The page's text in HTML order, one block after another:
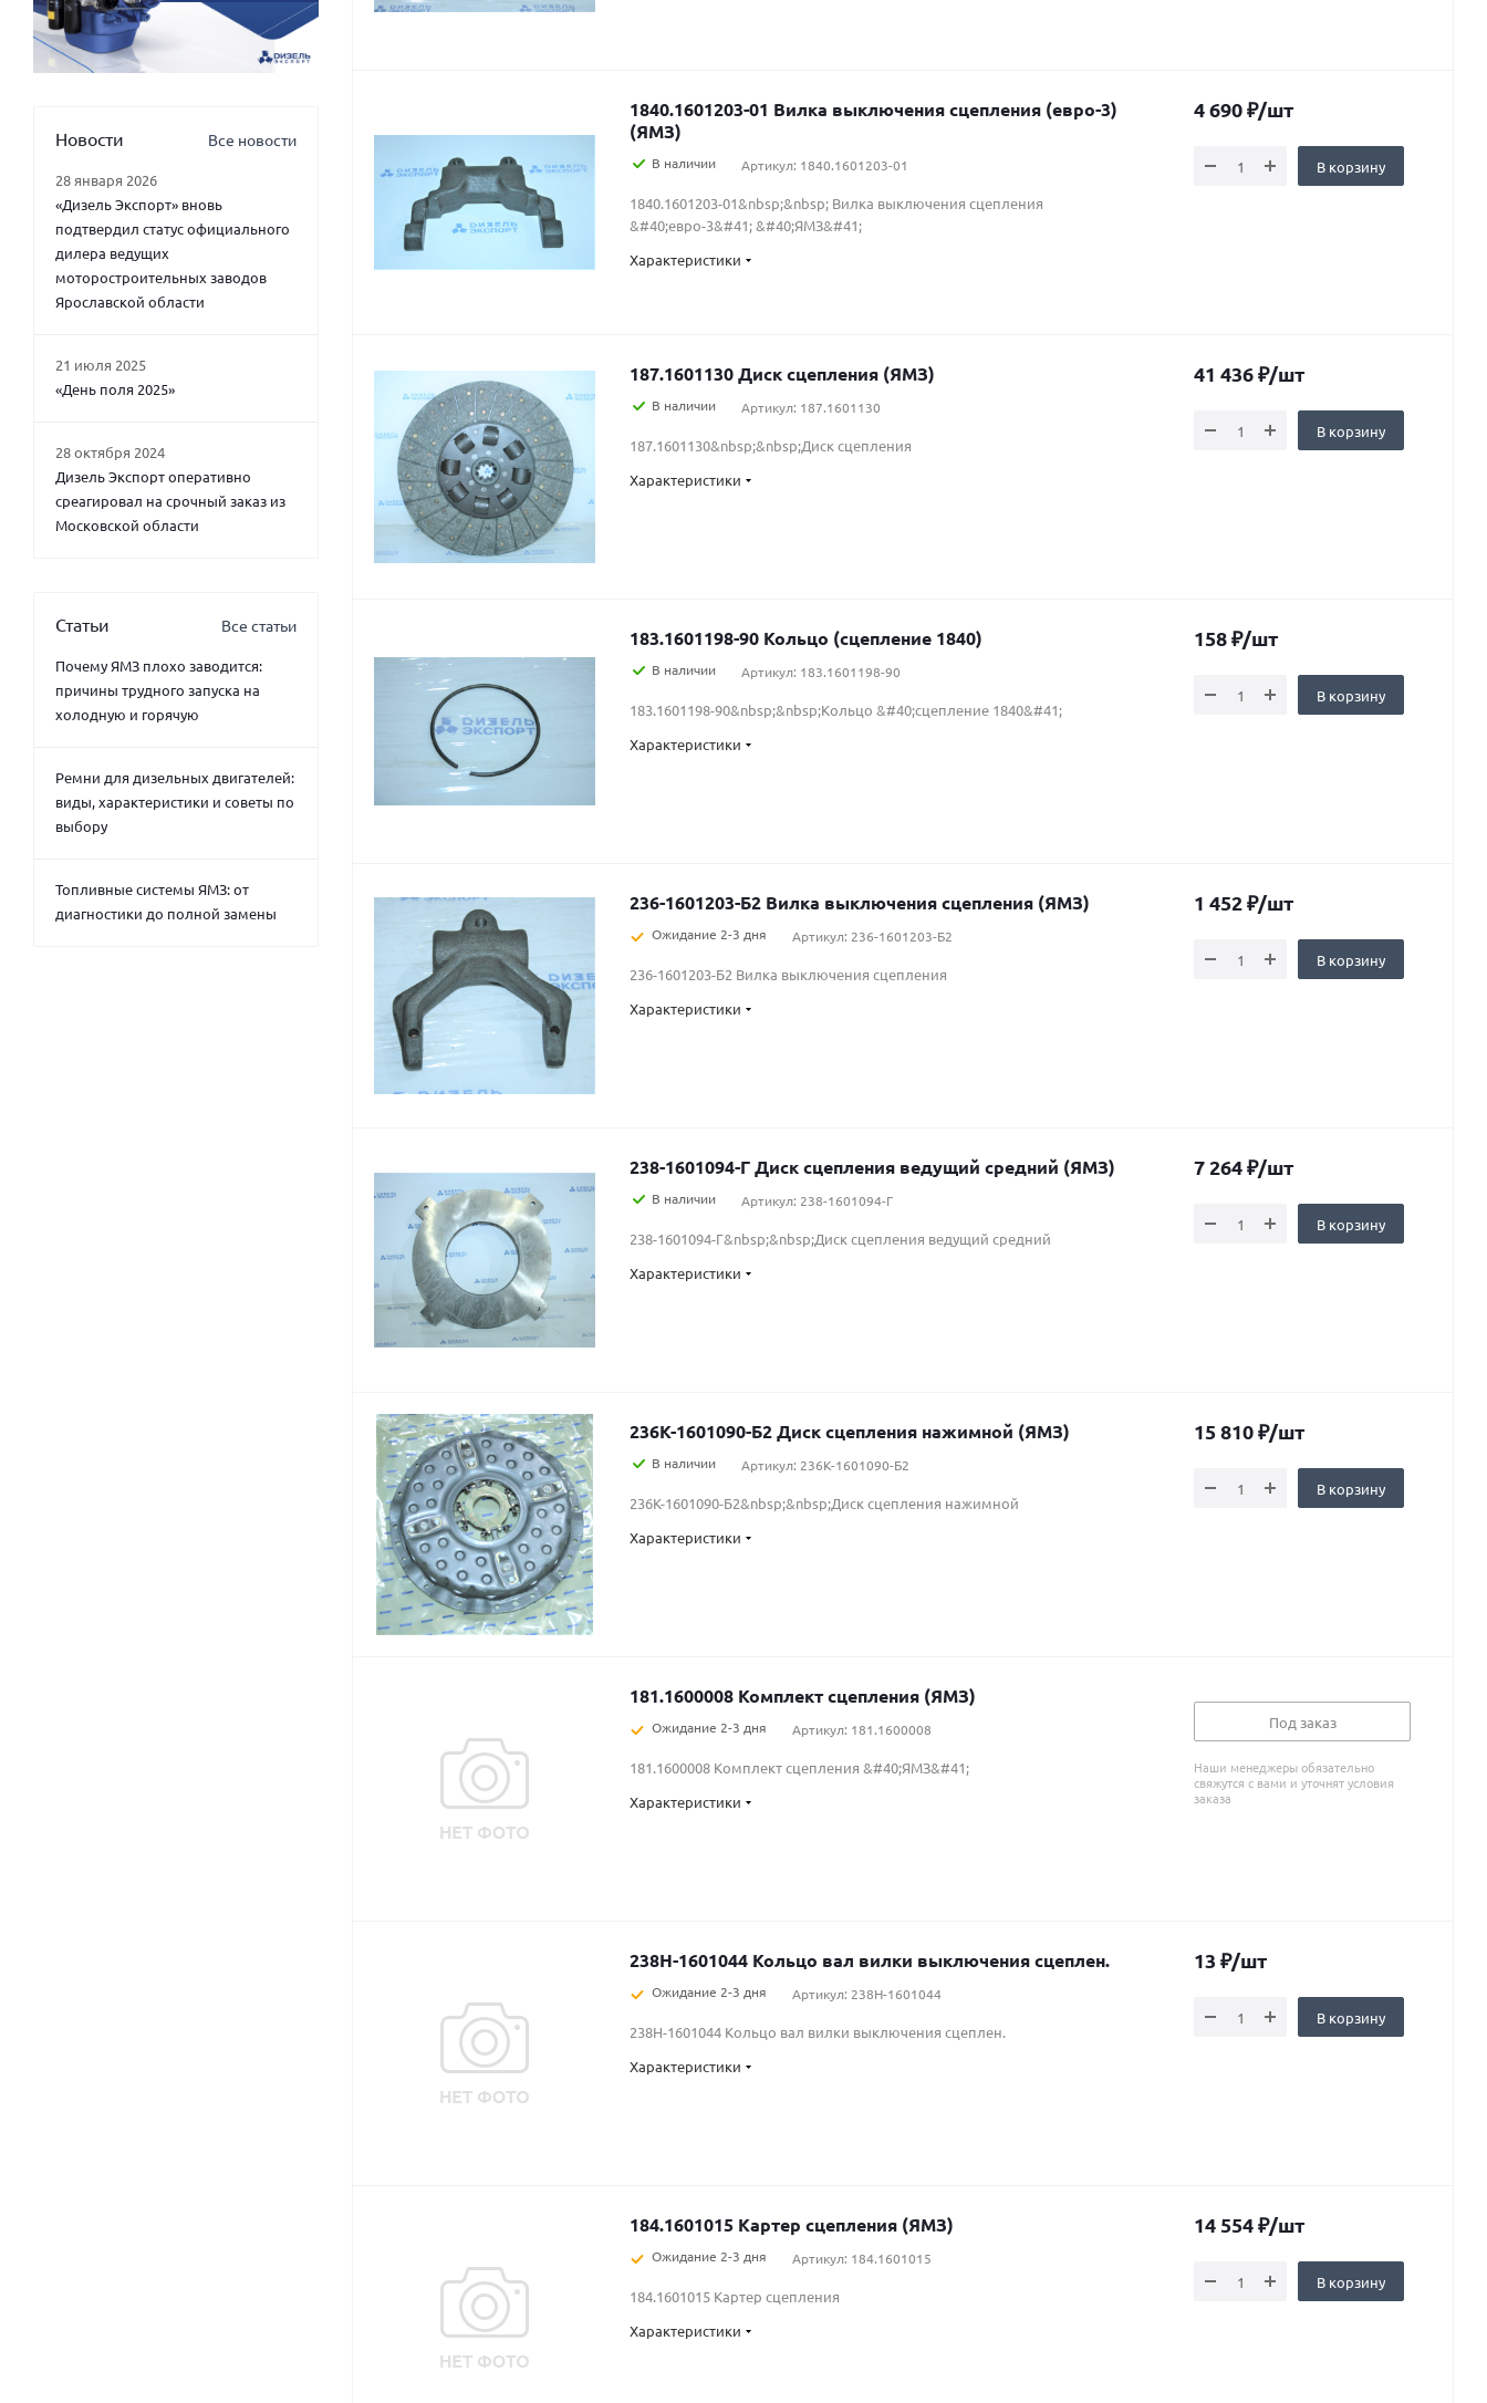
1840.1601203-01 Вилка выключения сцепления (евро-3)
(ЯМЗ)
В наличии Артикул: 1840.1601203-01
1840.1601203-01&nbsp;&nbsp; Вилка выключения сцепления
&#40;евро-3&#41; &#40;ЯМЗ&#41;
Характеристики
4 690₽/шт
В корзину
187.1601130 Диск сцепления (ЯМЗ)
В наличии Артикул: 187.1601130
187.1601130&nbsp;&nbsp;Диск сцепления
Характеристики
41 436₽/шт
В корзину
183.1601198-90 Кольцо (сцепление 1840)
В наличии Артикул: 183.1601198-90
183.1601198-90&nbsp;&nbsp;Кольцо &#40;сцепление 1840&#41;
Характеристики
158₽/шт
В корзину
236-1601203-Б2 Вилка выключения сцепления (ЯМЗ)
Ожидание 2-3 дня Артикул: 236-1601203-Б2
236-1601203-Б2 Вилка выключения сцепления
Характеристики
1 452₽/шт
В корзину
238-1601094-Г Диск сцепления ведущий средний (ЯМЗ)
В наличии Артикул: 238-1601094-Г
238-1601094-Г&nbsp;&nbsp;Диск сцепления ведущий средний
Характеристики
7 264₽/шт
В корзину
236К-1601090-Б2 Диск сцепления нажимной (ЯМЗ)
В наличии Артикул: 236К-1601090-Б2
236К-1601090-Б2&nbsp;&nbsp;Диск сцепления нажимной
Характеристики
15 810₽/шт
В корзину
181.1600008 Комплект сцепления (ЯМЗ)
Ожидание 2-3 дня Артикул: 181.1600008
181.1600008 Комплект сцепления &#40;ЯМЗ&#41;
Характеристики
Под заказ
Наши менеджеры обязательно
свяжутся с вами и уточнят условия
заказа
238Н-1601044 Кольцо вал вилки выключения сцеплен.
Ожидание 2-3 дня Артикул: 238Н-1601044
238Н-1601044 Кольцо вал вилки выключения сцеплен.
Характеристики
13 ₽/шт
В корзину
184.1601015 Картер сцепления (ЯМЗ)
Ожидание 2-3 дня Артикул: 184.1601015
184.1601015 Картер сцепления
Характеристики
14 554₽/шт
В корзину
Новости Все новости
28 января 2026
«Дизель Экспорт» вновь
подтвердил статус официального
дилера ведущих
моторостроительных заводов
Ярославской области
21 июля 2025
«День поля 2025»
28 октября 2024
Дизель Экспорт оперативно
среагировал на срочный заказ из
Московской области
Статьи Все статьи
Почему ЯМЗ плохо заводится:
причины трудного запуска на
холодную и горячую
Ремни для дизельных двигателей:
виды, характеристики и советы по
выбору
Топливные системы ЯМЗ: от
диагностики до полной замены